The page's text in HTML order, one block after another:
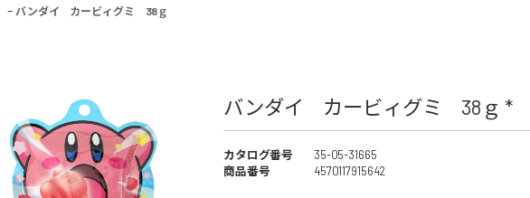
- バンダイ カービィグミ 38ｇ
バンダイ カービィグミ 38ｇ *
カタログ番号
35-05-31665
商品番号
4570117915642